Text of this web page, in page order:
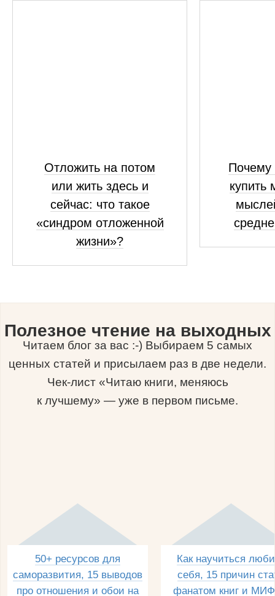
Отложить на потом
или жить здесь и
сейчас: что такое
«синдром отложенной
жизни»?
Почему
купить
Полезное чтение на выходных
Читаем блог за вас :-) Выбираем 5 самых
ценных статей и присылаем раз в две недели.
Чек-лист «Читаю книги, меняюсь
к лучшему» — уже в первом письме.
50+ ресурсов для
саморазвития, 15 выводов
про отношения и обои на
Как научиться
себя, 15 причин
фанатом книг и